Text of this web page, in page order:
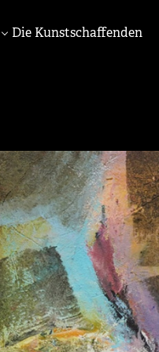
Die Kunstschaffenden